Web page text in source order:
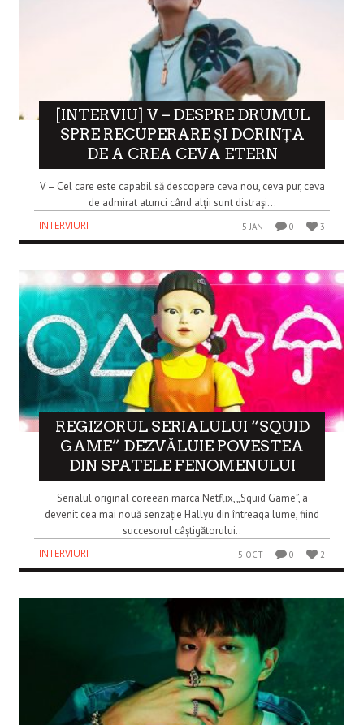
[INTERVIU] V – DESPRE DRUMUL
SPRE RECUPERARE ȘI DORINȚA
DE A CREA CEVA ETERN
V – Cel care este capabil să descopere ceva nou, ceva pur, ceva
de admirat atunci când alții sunt distrași...
INTERVIURI
5 JAN 0 3
REGIZORUL SERIALULUI “SQUID
GAME” DEZVĂLUIE POVESTEA
DIN SPATELE FENOMENULUI
Serialul original coreean marca Netflix, „Squid Game”, a
devenit cea mai nouă senzație Hallyu din întreaga lume, fiind
succesorul câștigătorului..
INTERVIURI
5 OCT 0 2